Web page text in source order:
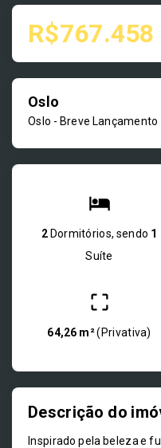
R$767.458
Oslo
Oslo - Breve
2 Dormitórios, sendo 1
Suíte
64,26 m²( Privativa)
Descrição do
Inspirado pela beleza e